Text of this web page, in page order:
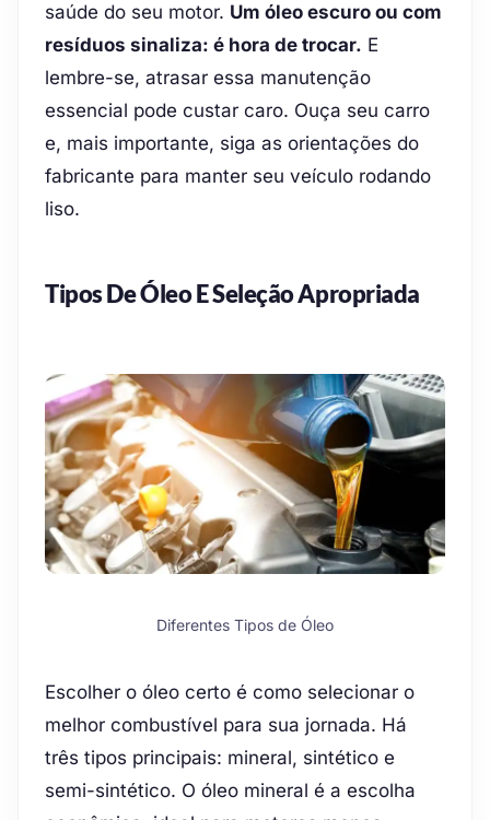
saúde do seu motor. Um óleo escuro ou com
resíduos sinaliza: é hora de trocar. E
lembre-se, atrasar essa manutenção
essencial pode custar caro. Ouça seu carro
e, mais importante, siga as orientações do
fabricante para manter seu veículo rodando
liso.
Tipos De Óleo E Seleção Apropriada
Diferentes Tipos de Óleo
Escolher o óleo certo é como selecionar o
melhor combustível para sua jornada. Há
três tipos principais: mineral, sintético e
semi-sintético. O óleo mineral é a escolha